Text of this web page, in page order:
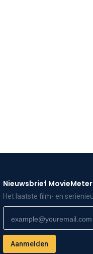
Nieuwsbrief MovieMeter
Het laatste film- en